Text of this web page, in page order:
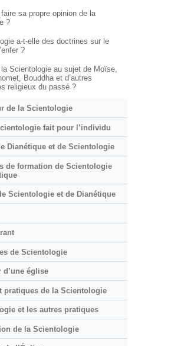
sa propre opinion de la
?
a-t-elle des doctrines sur le
?
Scientologie au sujet de Moïse,
Bouddha et d’autres
religieux du passé ?
de la Scientologie
fait pour l’individu
Dianétique et de Scientologie
de formation de Scientologie
Scientologie et de Dianétique
de Scientologie
d’une église
pratiques de la Scientologie
et les autres pratiques
de la Scientologie